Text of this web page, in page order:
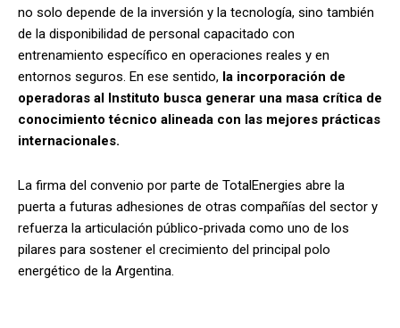
no solo depende de la inversión y la tecnología, sino también
de la disponibilidad de personal capacitado con
entrenamiento específico en operaciones reales y en
entornos seguros. En ese sentido, la incorporación de
operadoras al Instituto busca generar una masa crítica de
conocimiento técnico alineada con las mejores prácticas
internacionales.
La firma del convenio por parte de TotalEnergies abre la
puerta a futuras adhesiones de otras compañías del sector y
refuerza la articulación público-privada como uno de los
pilares para sostener el crecimiento del principal polo
energético de la Argentina.